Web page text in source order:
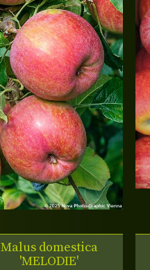
Malus domestica
'MELODIE'